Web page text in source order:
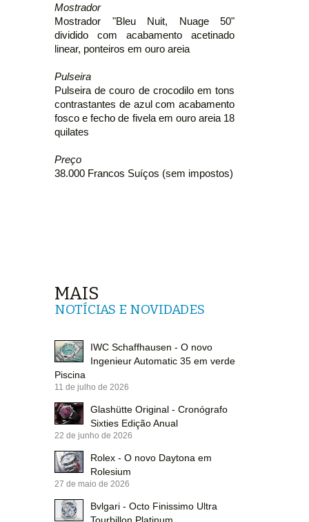
Mostrador
Mostrador "Bleu Nuit, Nuage 50"
dividido com acabamento acetinado
linear, ponteiros em ouro areia
Pulseira
Pulseira de couro de crocodilo em tons
contrastantes de azul com acabamento
fosco e fecho de fivela em ouro areia 18
quilates
Preço
38.000 Francos Suíços (sem impostos)
MAIS
NOTÍCIAS E NOVIDADES
IWC Schaffhausen - O novo
Ingenieur Automatic 35 em verde
Piscina
11 de julho de 2026
Glashütte Original - Cronógrafo
Sixties Edição Anual
22 de junho de 2026
Rolex - O novo Daytona em
Rolesium
27 de maio de 2026
Bvlgari - Octo Finissimo Ultra
Tourbillon Platinum